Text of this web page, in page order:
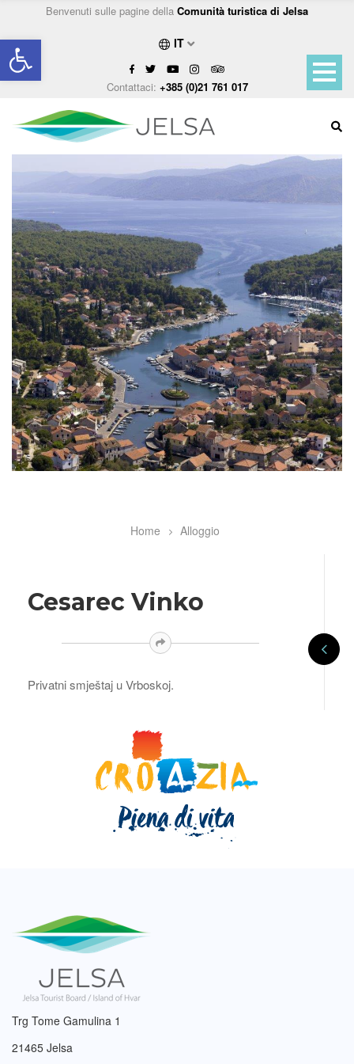
Open toolbar
Benvenuti sulle pagine della Comunità turistica di Jelsa
IT
Contattaci: +385 (0)21 761 017
Home Alloggio
Cesarec Vinko
Privatni smještaj u Vrboskoj.
Trg Tome Gamulina 1
21465 Jelsa